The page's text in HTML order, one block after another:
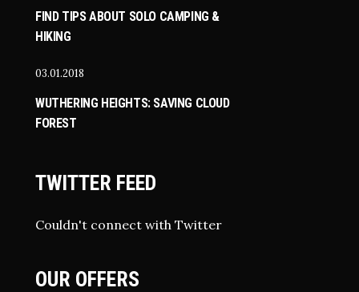
FIND TIPS ABOUT SOLO CAMPING &
HIKING
03.01.2018
WUTHERING HEIGHTS: SAVING CLOUD
FOREST
TWITTER FEED
Couldn't connect with Twitter
OUR OFFERS